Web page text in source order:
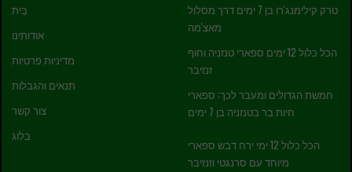
בַּיִת
אודותינו
מדיניות פרטיות
תנאים והגבלות
צור קשר
בלוג
טרק קילימנג'רו בן 7 ימים דרך מסלול
מאצ'מה
הכל כלול 12 ימים ספארי טנזניה וחוף
זנזיבר
חמשת הגדולים ומעבר לכך: ספארי
חיות בר בטנזניה בן 7 ימים
הכל כלול 12 ימי ירח דבש ספארי
מיוחד עם סרנגטי וזנזיבר